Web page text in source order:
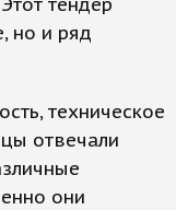
но и ряд
техническое
отвечали
они